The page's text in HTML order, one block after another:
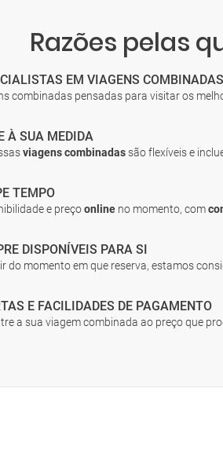
Razões pelas
EM VIAGENS COMBINADAS
combinadas pensadas para visitar os
À SUA MEDIDA
viagens combinadas são flexíveis e
TEMPO
e preçoonline no momento, com
DISPONÍVEIS PARA SI
do momento em que reserva, estamos
E FACILIDADES DE PAGAMENTO
a sua viagem combinada ao preço que